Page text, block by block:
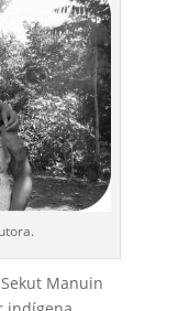
Sekut Manuin